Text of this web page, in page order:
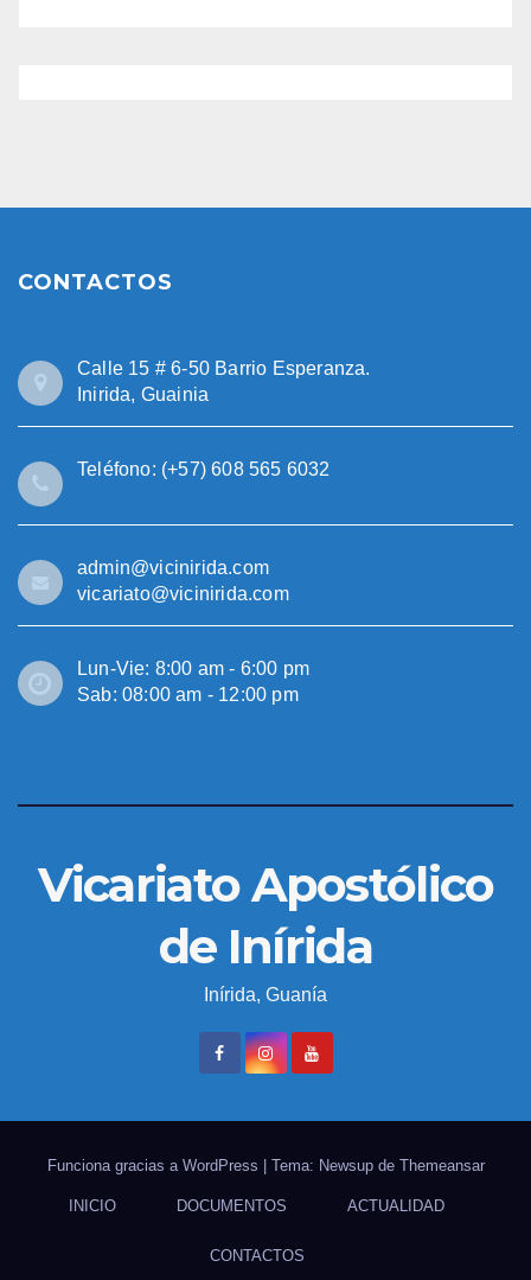
CONTACTOS
Calle 15 # 6-50 Barrio Esperanza.
Inirida, Guainia
Teléfono: (+57) 608 565 6032
admin@vicinirida.com
vicariato@vicinirida.com
Lun-Vie: 8:00 am - 6:00 pm
Sab: 08:00 am - 12:00 pm
Vicariato Apostólico
de Inírida
Inírida, Guanía
Funciona gracias a WordPress | Tema: Newsup de Themeansar
INICIO DOCUMENTOS ACTUALIDAD
CONTACTOS